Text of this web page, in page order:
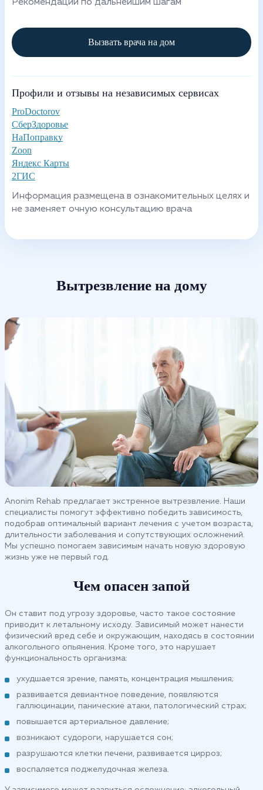
Рекомендации по дальнейшим шагам
Вызвать врача на дом
Профили и отзывы на независимых сервисах
ProDoctorov
СберЗдоровье
НаПоправку
Zoon
Яндекс Карты
2ГИС
Информация размещена в ознакомительных целях и
не заменяет очную консультацию врача
Вытрезвление на дому
Anonim Rehab предлагает экстренное вытрезвление. Наши
специалисты помогут эффективно победить зависимость,
подобрав оптимальный вариант лечения с учетом возраста,
длительности заболевания и сопутствующих осложнений.
Мы успешно помогаем зависимым начать новую здоровую
жизнь уже не первый год.
Чем опасен запой
Он ставит под угрозу здоровье, часто такое состояние
приводит к летальному исходу. Зависимый может нанести
физический вред себе и окружающим, находясь в состоянии
алкогольного опьянения. Кроме того, это нарушает
функциональность организма:
ухудшается зрение, память, концентрация мышления;
развивается девиантное поведение, появляются
галлюцинации, панические атаки, патологический страх;
повышается артериальное давление;
возникают судороги, нарушается сон;
разрушаются клетки печени, развивается цирроз;
воспаляется поджелудочная железа.